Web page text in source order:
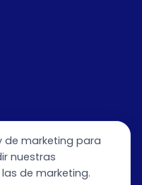
de marketing para
nuestras
de marketing.